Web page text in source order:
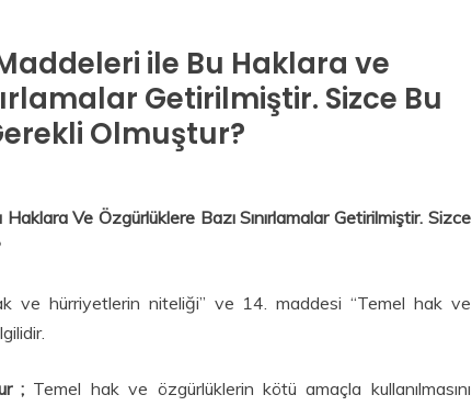
ile Bu Haklara ve
Getirilmiştir. Sizce Bu
Olmuştur?
Ve Özgürlüklere Bazı Sınırlamalar Getirilmiştir. Sizce
ve hürriyetlerin niteliği” ve 14. maddesi “Temel hak ve
;Temel hak ve özgürlüklerin kötü amaçla kullanılmasını